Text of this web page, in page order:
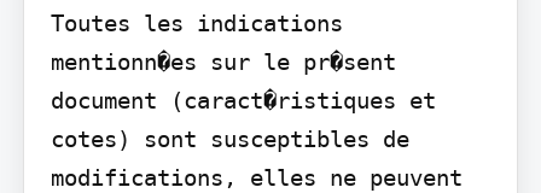
Toutes les indications
mentionn�es sur le pr�sent
document (caract�ristiques et
cotes) sont susceptibles de
modifications, elles ne peuvent